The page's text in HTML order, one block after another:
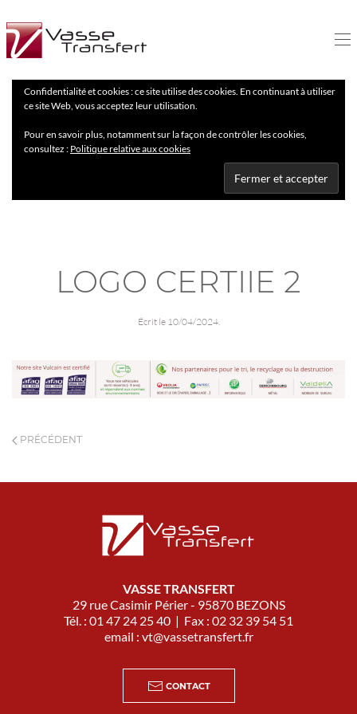
Confidentialité et cookies : ce site utilise des cookies. En continuant à utiliser
ce site Web, vous acceptez leur utilisation.
Pour en savoir plus, notamment sur la façon de contrôler les cookies,
consultez : Politique relative aux cookies
LOGO CERTIIE 2
Écrit le 10/04/2024.
PRÉCÉDENT
VASSE TRANSFERT
29 rue Casimir Périer - 95870 BEZONS
Tél. : 01 47 24 25 40 | Fax : 02 32 39 54 51
email : vt@vassetransfert.fr
CONTACT